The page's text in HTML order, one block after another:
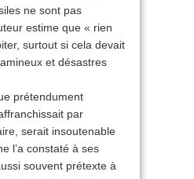
ne sont pas
estime que « rien
surtout si cela devait
et désastres
prétendument
par
serait insoutenable
l’a constaté à ses
souvent prétexte à